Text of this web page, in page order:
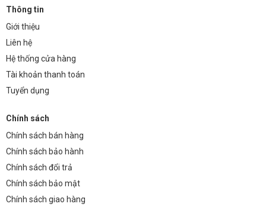
Thông tin
Giới thiệu
Liên hệ
Hệ thống cửa hàng
Tài khoản thanh toán
Tuyển dụng
Chính sách
Chính sách bán hàng
Chính sách bảo hành
Chính sách đổi trả
Chính sách bảo mật
Chính sách giao hàng